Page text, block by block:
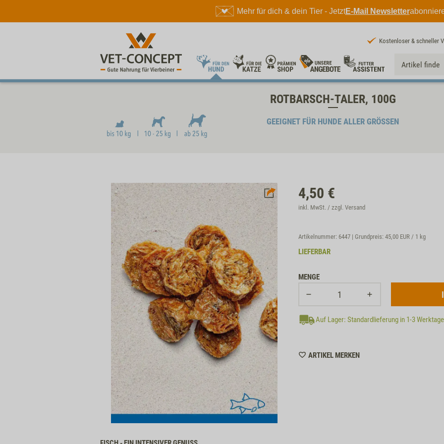
Mehr für dich & dein Tier - JetztE-Mail Newsletter
Kostenloser & schneller
ROTBARSCH-TALER, 100G
GEEIGNET FÜR HUNDE ALLER GRÖSSEN
4,50 €
inkl. MwSt. / zzgl. Versand
Artikelnummer: 6447 | Grundpreis: 45,00 EUR / 1 kg
LIEFERBAR
MENGE
Auf Lager: Standardlieferung in 1-3
ARTIKEL MERKENWISHLIST